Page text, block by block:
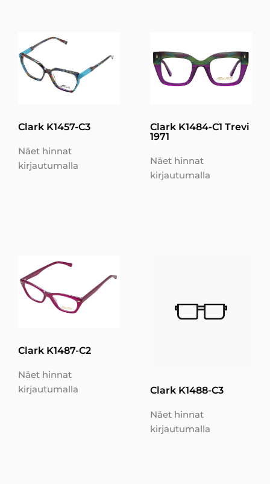
Clark K1457-C3
Näet hinnat
kirjautumalla
Clark K1484-C1 Trevi
1971
Näet hinnat
kirjautumalla
Clark K1487-C2
Näet hinnat
kirjautumalla
Clark K1488-C3
Näet hinnat
kirjautumalla